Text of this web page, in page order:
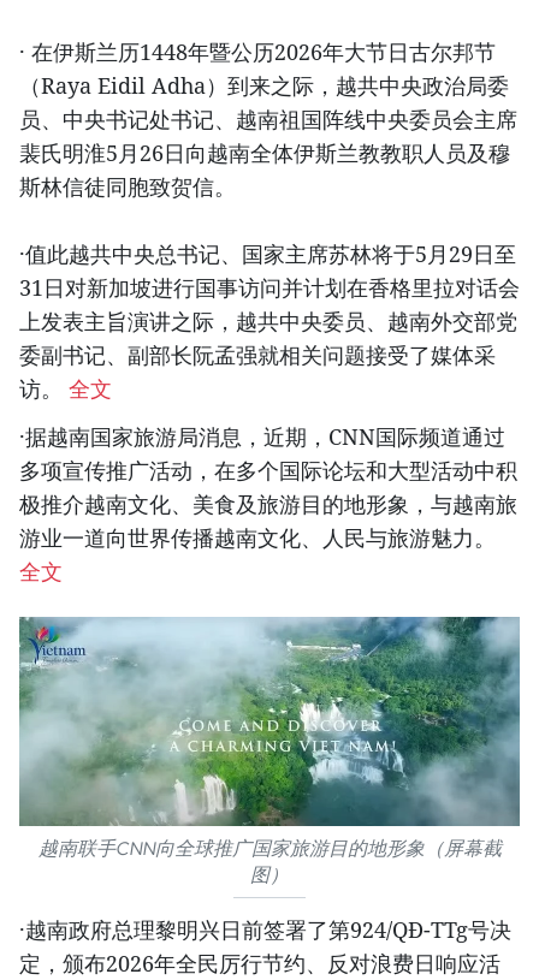
· 在伊斯兰历1448年暨公历2026年大节日古尔邦节
（Raya Eidil Adha）到来之际，越共中央政治局委
员、中央书记处书记、越南祖国阵线中央委员会主席
裴氏明淮5月26日向越南全体伊斯兰教教职人员及穆
斯林信徒同胞致贺信。
·值此越共中央总书记、国家主席苏林将于5月29日至
31日对新加坡进行国事访问并计划在香格里拉对话会
上发表主旨演讲之际，越共中央委员、越南外交部党
委副书记、副部长阮孟强就相关问题接受了媒体采
访。 全文
·据越南国家旅游局消息，近期，CNN国际频道通过
多项宣传推广活动，在多个国际论坛和大型活动中积
极推介越南文化、美食及旅游目的地形象，与越南旅
游业一道向世界传播越南文化、人民与旅游魅力。
全文
越南联手CNN向全球推广国家旅游目的地形象（屏幕截
图）
·越南政府总理黎明兴日前签署了第924/QĐ-TTg号决
定，颁布2026年全民厉行节约、反对浪费日响应活